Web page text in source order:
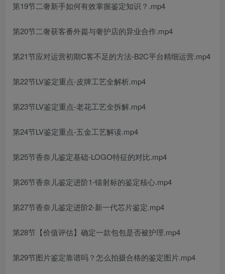
第19节二奢新手如何有效掌握鉴定知识？.mp4
第20节二奢获客番外篇与奢护店的异业合作.mp4
第21节应对运营初期C客不足的方法-B2C平台精细运营.mp4
第22节LV鉴定重点-皮牌工艺全解析.mp4
第23节LV鉴定重点-老花工艺全拆解.mp4
第24节LV鉴定重点-五金工艺解读.mp4
第25节香奈儿鉴定基础-LOGO特征的对比.mp4
第26节香奈儿鉴定进阶1-镭射标的鉴定核心.mp4
第27节香奈儿鉴定进阶2-新一代芯片鉴定.mp4
第28节【价值评估】确定一款包包是否被护理.mp4
第29节图片鉴定靠谱吗？怎么拍摄合格的鉴定图片.mp4